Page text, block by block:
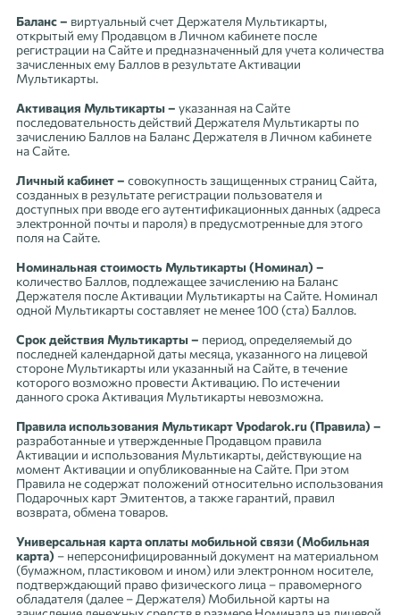
Баланс – виртуальный счет Держателя Мультикарты,
открытый ему Продавцом в Личном кабинете после
регистрации на Сайте и предназначенный для учета количества
зачисленных ему Баллов в результате Активации
Мультикарты.
Активация Мультикарты – указанная на Сайте
последовательность действий Держателя Мультикарты по
зачислению Баллов на Баланс Держателя в Личном кабинете
на Сайте.
Личный кабинет – совокупность защищенных страниц Сайта,
созданных в результате регистрации пользователя и
доступных при вводе его аутентификационных данных (адреса
электронной почты и пароля) в предусмотренные для этого
поля на Сайте.
Номинальная стоимость Мультикарты (Номинал) –
количество Баллов, подлежащее зачислению на Баланс
Держателя после Активации Мультикарты на Сайте. Номинал
одной Мультикарты составляет не менее 100 (ста) Баллов.
Срок действия Мультикарты – период, определяемый до
последней календарной даты месяца, указанного на лицевой
стороне Мультикарты или указанный на Сайте, в течение
которого возможно провести Активацию. По истечении
данного срока Активация Мультикарты невозможна.
Правила использования Мультикарт Vpodarok.ru (Правила) –
разработанные и утвержденные Продавцом правила
Активации и использования Мультикарты, действующие на
момент Активации и опубликованные на Сайте. При этом
Правила не содержат положений относительно использования
Подарочных карт Эмитентов, а также гарантий, правил
возврата, обмена товаров.
Универсальная карта оплаты мобильной связи (Мобильная
карта) – неперсонифицированный документ на материальном
(бумажном, пластиковом и ином) или электронном носителе,
подтверждающий право физического лица – правомерного
обладателя (далее – Держателя) Мобильной карты на